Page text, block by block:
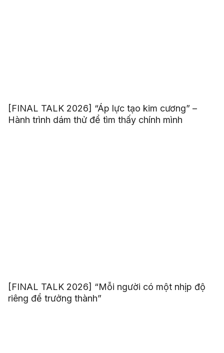
[FINAL TALK 2026] “Áp lực tạo kim cương” –
Hành trình dám thử để tìm thấy chính mình
[FINAL TALK 2026] “Mỗi người có một nhịp độ
riêng để trưởng thành”